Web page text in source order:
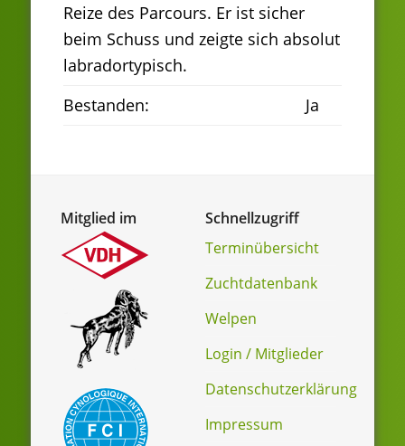
Reize des Parcours. Er ist sicher
beim Schuss und zeigte sich absolut
labradortypisch.
Bestanden:
Ja
Mitglied im
Schnellzugriff
Terminübersicht
Zuchtdatenbank
Welpen
Login / Mitglieder
Datenschutzerklärung
Impressum